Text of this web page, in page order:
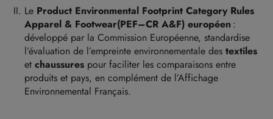
Le Product Environmental Footprint Category Rules
Apparel & Footwear(PEF–CR A&F) européen:
développé par la Commission Européenne, standardise
l’évaluation de l’empreinte environnementale des textiles
et chaussures pour faciliter les comparaisons entre
produits et pays, en complément de l’Affichage
Environnemental Français.